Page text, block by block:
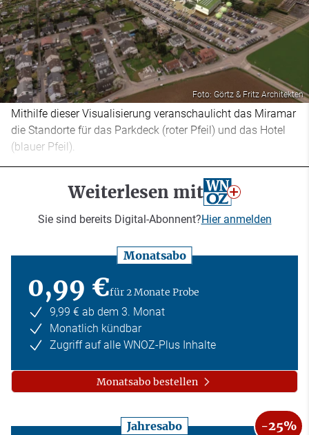
Foto: Görtz & Fritz Architekten
Mithilfe dieser Visualisierung veranschaulicht das Miramar
die Standorte für das Parkdeck (roter Pfeil) und das Hotel
(blauer Pfeil).
Weiterlesen mit
Sie sind bereits Digital-Abonnent?Hier anmelden
Monatsabo
0,99 €für 2 Monate Probe
9,99 € ab dem 3. Monat
Monatlich kündbar
Zugriff auf alle WNOZ-Plus Inhalte
Monatsabo bestellen
Jahresabo -25%